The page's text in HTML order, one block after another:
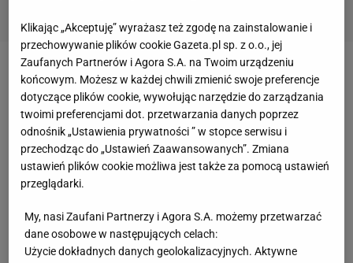
Zobacz wideoHit. Lewandowski tańczył z ojcem
Boatenga. "Nie wychodziłby z dyskoteki"
Gattuso wściekły na swojego zawodnika. Trenerowi
puściły nerwy
Do sytuacji doszło pod koniec spotkania.Valencia
prowadziła 2:0, a trener chciał zmienić zdobywcę
jednej z bramek Mouctara Diakhaby'ego, który
Klikając „Akceptuję” wyrażasz też zgodę na zainstalowanie i
przechowywanie plików cookie Gazeta.pl sp. z o.o., jej
Zaufanych Partnerów i Agora S.A. na Twoim urządzeniu
końcowym. Możesz w każdej chwili zmienić swoje preferencje
dotyczące plików cookie, wywołując narzędzie do zarządzania
twoimi preferencjami dot. przetwarzania danych poprzez
odnośnik „Ustawienia prywatności ” w stopce serwisu i
przechodząc do „Ustawień Zaawansowanych”. Zmiana
ustawień plików cookie możliwa jest także za pomocą ustawień
przeglądarki.
My, nasi Zaufani Partnerzy i Agora S.A. możemy przetwarzać
dane osobowe w następujących celach:
Użycie dokładnych danych geolokalizacyjnych. Aktywne